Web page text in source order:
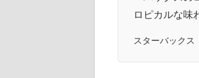
ロピカルな味
スターバックス